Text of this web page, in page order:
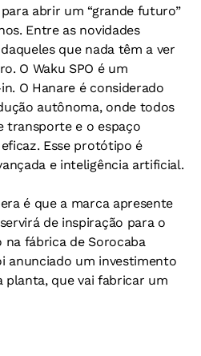
abrir um “grande futuro”
Entre as novidades
que nada têm a ver
O Waku SPO é um
O Hanare é considerado
autônoma, onde todos
transporte e o espaço
Esse protótipo é
e inteligência artificial.
é que a marca apresente
de inspiração para o
fábrica de Sorocaba
anunciado um investimento
planta, que vai fabricar um